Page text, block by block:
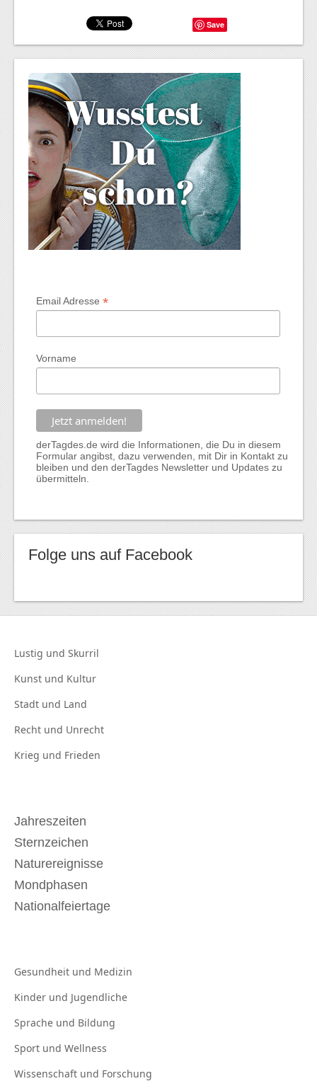
Save
Email Adresse*
Vorname
derTagdes.de wird die Informationen, die Du in diesem
Formular angibst, dazu verwenden, mit Dir in Kontakt zu
bleiben und den derTagdes Newsletter und Updates zu
übermitteln.
Folge uns auf Facebook
Lustig und Skurril
Kunst und Kultur
Stadt und Land
Recht und Unrecht
Krieg und Frieden
Jahreszeiten
Sternzeichen
Naturereignisse
Mondphasen
Nationalfeiertage
Gesundheit und Medizin
Kinder und Jugendliche
Sprache und Bildung
Sport und Wellness
Wissenschaft und Forschung